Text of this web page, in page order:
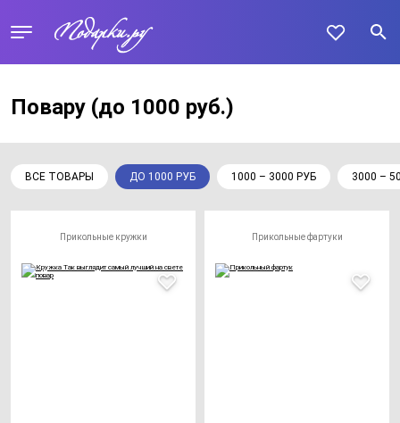
Повару (до 1000 руб.)
ВСЕ ТОВАРЫ ДО 1000 РУБ 1000 – 3000 РУБ 3000 –
Прикольные кружки Прикольные фартуки